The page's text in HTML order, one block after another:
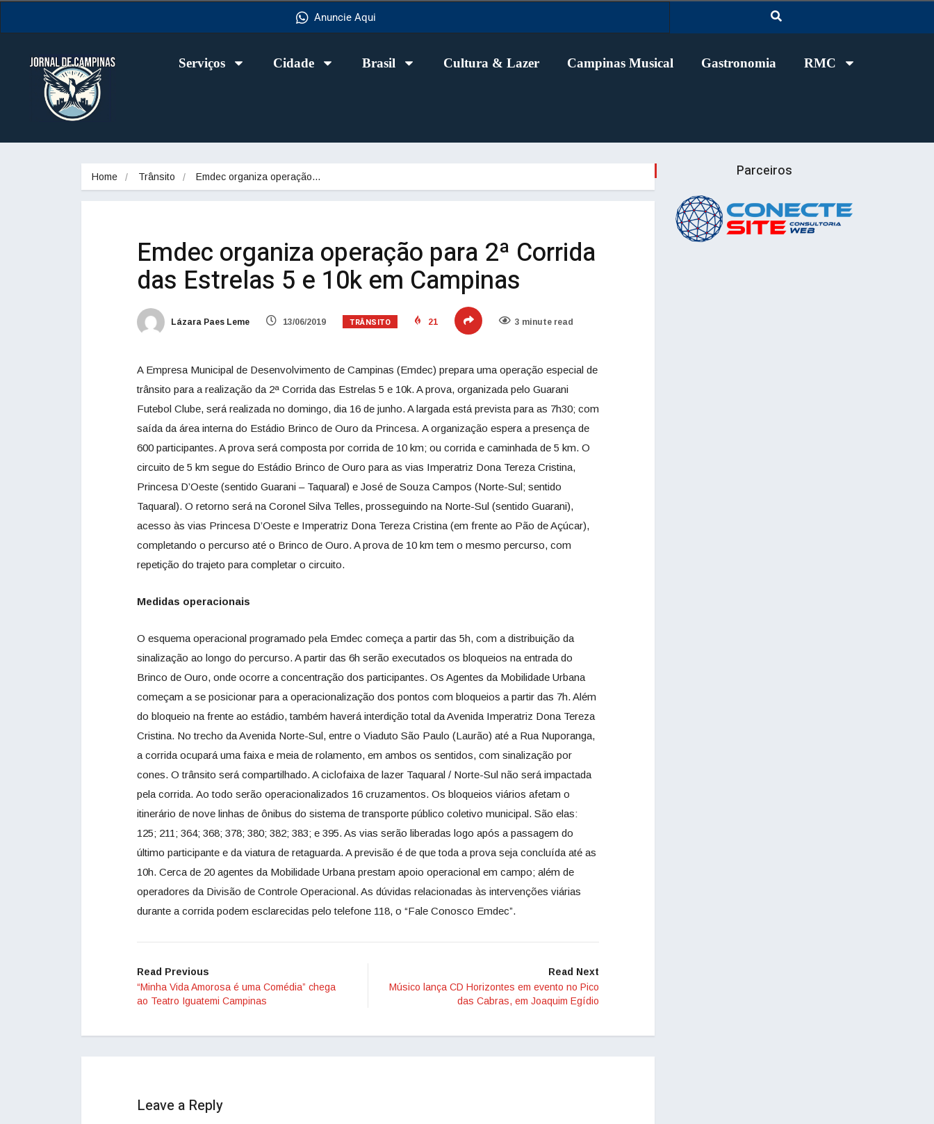
Anuncie Aqui
Serviços Cidade Brasil Cultura & Lazer Campinas Musical Gastronomia RMC
Home Trânsito Emdec organiza operação…
Emdec organiza operação para 2ª Corrida
das Estrelas 5 e 10k em Campinas
Lázara Paes Leme 13/06/2019 TRÂNSITO 21 3 minute read
A Empresa Municipal de Desenvolvimento de Campinas (Emdec) prepara uma operação especial de
trânsito para a realização da 2ª Corrida das Estrelas 5 e 10k. A prova, organizada pelo Guarani
Futebol Clube, será realizada no domingo, dia 16 de junho. A largada está prevista para as 7h30; com
saída da área interna do Estádio Brinco de Ouro da Princesa. A organização espera a presença de
600 participantes. A prova será composta por corrida de 10 km; ou corrida e caminhada de 5 km. O
circuito de 5 km segue do Estádio Brinco de Ouro para as vias Imperatriz Dona Tereza Cristina,
Princesa D’Oeste (sentido Guarani – Taquaral) e José de Souza Campos (Norte-Sul; sentido
Taquaral). O retorno será na Coronel Silva Telles, prosseguindo na Norte-Sul (sentido Guarani),
acesso às vias Princesa D’Oeste e Imperatriz Dona Tereza Cristina (em frente ao Pão de Açúcar),
completando o percurso até o Brinco de Ouro. A prova de 10 km tem o mesmo percurso, com
repetição do trajeto para completar o circuito.
Medidas operacionais
O esquema operacional programado pela Emdec começa a partir das 5h, com a distribuição da
sinalização ao longo do percurso. A partir das 6h serão executados os bloqueios na entrada do
Brinco de Ouro, onde ocorre a concentração dos participantes. Os Agentes da Mobilidade Urbana
começam a se posicionar para a operacionalização dos pontos com bloqueios a partir das 7h. Além
do bloqueio na frente ao estádio, também haverá interdição total da Avenida Imperatriz Dona Tereza
Cristina. No trecho da Avenida Norte-Sul, entre o Viaduto São Paulo (Laurão) até a Rua Nuporanga,
a corrida ocupará uma faixa e meia de rolamento, em ambos os sentidos, com sinalização por
cones. O trânsito será compartilhado. A ciclofaixa de lazer Taquaral / Norte-Sul não será impactada
pela corrida. Ao todo serão operacionalizados 16 cruzamentos. Os bloqueios viários afetam o
itinerário de nove linhas de ônibus do sistema de transporte público coletivo municipal. São elas:
125; 211; 364; 368; 378; 380; 382; 383; e 395. As vias serão liberadas logo após a passagem do
último participante e da viatura de retaguarda. A previsão é de que toda a prova seja concluída até as
10h. Cerca de 20 agentes da Mobilidade Urbana prestam apoio operacional em campo; além de
operadores da Divisão de Controle Operacional. As dúvidas relacionadas às intervenções viárias
durante a corrida podem esclarecidas pelo telefone 118, o “Fale Conosco Emdec”.
Read Previous
“Minha Vida Amorosa é uma Comédia” chega
ao Teatro Iguatemi Campinas
Read Next
Músico lança CD Horizontes em evento no Pico
das Cabras, em Joaquim Egídio
Leave a Reply
Parceiros